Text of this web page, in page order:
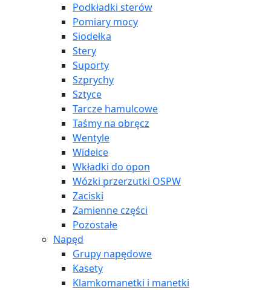
Podkładki sterów
Pomiary mocy
Siodełka
Stery
Suporty
Szprychy
Sztyce
Tarcze hamulcowe
Taśmy na obręcz
Wentyle
Widelce
Wkładki do opon
Wózki przerzutki OSPW
Zaciski
Zamienne części
Pozostałe
Napęd
Grupy napędowe
Kasety
Klamkomanetki i manetki